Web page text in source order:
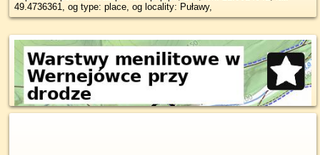
49.4736361, og type: place, og locality: Puławy,